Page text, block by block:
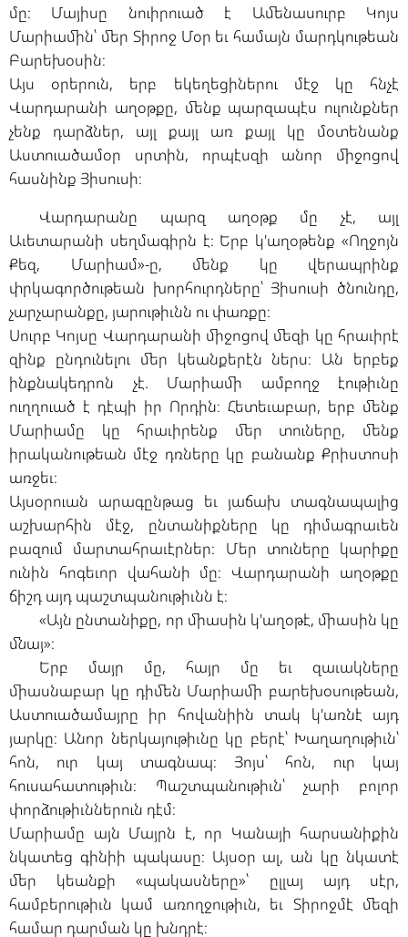
մը։ Մայիսը նուիրուած է Ամենասուրբ Կոյս
Մարիամին՝ մեր Տիրոջ Մօր եւ համայն մարդկութեան
Բարեխօսին։
Այս օրերուն, երբ եկեղեցիներու մէջ կը հնչէ
Վարդարանի աղօթքը, մենք պարզապէս ուլունքներ
չենք դարձներ, այլ քայլ առ քայլ կը մօտենանք
Աստուածամօր սրտին, որպէսզի անոր միջոցով
հասնինք Յիսուսի։
Վարդարանը պարզ աղօթք մը չէ, այլ
Աւետարանի սեղմագիրն է։ Երբ կ'աղօթենք «Ողջոյն
Քեզ, Մարիամ»-ը, մենք կը վերապրինք
փրկագործութեան խորհուրդները՝ Յիսուսի ծնունդը,
չարչարանքը, յարութիւնն ու փառքը։
Սուրբ Կոյսը Վարդարանի միջոցով մեզի կը հրաւիրէ
զինք ընդունելու մեր կեանքերէն ներս։ Ան երբեք
ինքնակեդրոն չէ. Մարիամի ամբողջ էութիւնը
ուղղուած է դէպի իր Որդին։ Հետեւաբար, երբ մենք
Մարիամը կը հրաւիրենք մեր տուները, մենք
իրականութեան մէջ դռները կը բանանք Քրիստոսի
առջեւ։
Այսօրուան արագընթաց եւ յաճախ տագնապալից
աշխարհին մէջ, ընտանիքները կը դիմագրաւեն
բազում մարտահրաւէրներ։ Մեր տուները կարիքը
ունին հոգեւոր վահանի մը։ Վարդարանի աղօթքը
ճիշդ այդ պաշտպանութիւնն է։
«Այն ընտանիքը, որ միասին կ'աղօթէ, միասին կը
մնայ»։
Երբ մայր մը, հայր մը եւ զաւակները
միասնաբար կը դիմեն Մարիամի բարեխօսութեան,
Աստուածամայրը իր հովանիին տակ կ'առնէ այդ
յարկը։ Անոր ներկայութիւնը կը բերէ՝ Խաղաղութիւն՝
հոն, ուր կայ տագնապ։ Յոյս՝ հոն, ուր կայ
հուսահատութիւն։ Պաշտպանութիւն՝ չարի բոլոր
փորձութիւններուն դէմ։
Մարիամը այն Մայրն է, որ Կանայի հարսանիքին
նկատեց գինիի պակասը։ Այսօր ալ, ան կը նկատէ
մեր կեանքի «պակասները»՝ ըլլայ այդ սէր,
համբերութիւն կամ առողջութիւն, եւ Տիրոջմէ մեզի
համար դարման կը խնդրէ։